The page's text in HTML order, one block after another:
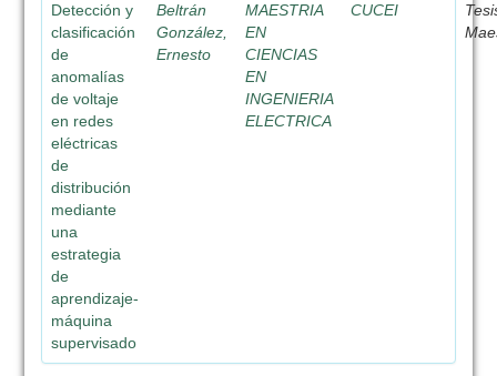
Detección y
clasificación
de
anomalías
de voltaje
en redes
eléctricas
de
distribución
mediante
una
estrategia
de
aprendizaje-
máquina
supervisado
Beltrán
González,
Ernesto
MAESTRIA
EN
CIENCIAS
EN
INGENIERIA
ELECTRICA
CUCEI